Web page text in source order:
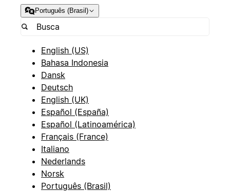
Português (Brasil)
English (US)
Bahasa Indonesia
Dansk
Deutsch
English (UK)
Español (España)
Español (Latinoamérica)
Français (France)
Italiano
Nederlands
Norsk
Português (Brasil)